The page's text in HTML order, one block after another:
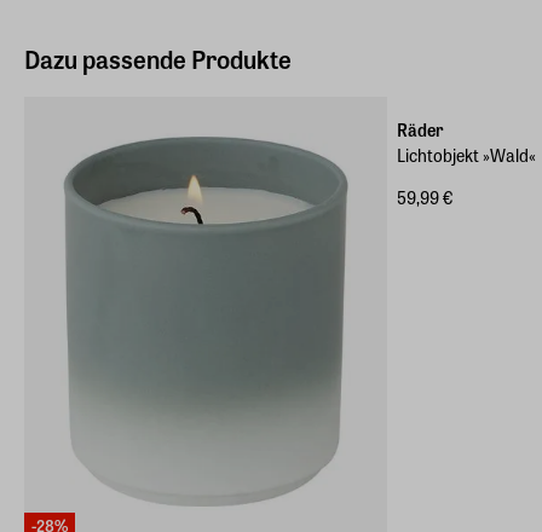
Dazu passende Produkte
-28%
Räder
Lichtobjekt »Wald«
59,99 €